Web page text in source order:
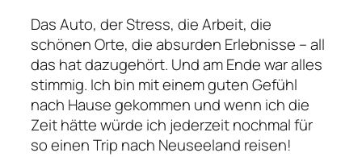
Das Auto, der Stress, die Arbeit, die
schönen Orte, die absurden Erlebnisse – all
das hat dazugehört. Und am Ende war alles
stimmig. Ich bin mit einem guten Gefühl
nach Hause gekommen und wenn ich die
Zeit hätte würde ich jederzeit nochmal für
so einen Trip nach Neuseeland reisen!